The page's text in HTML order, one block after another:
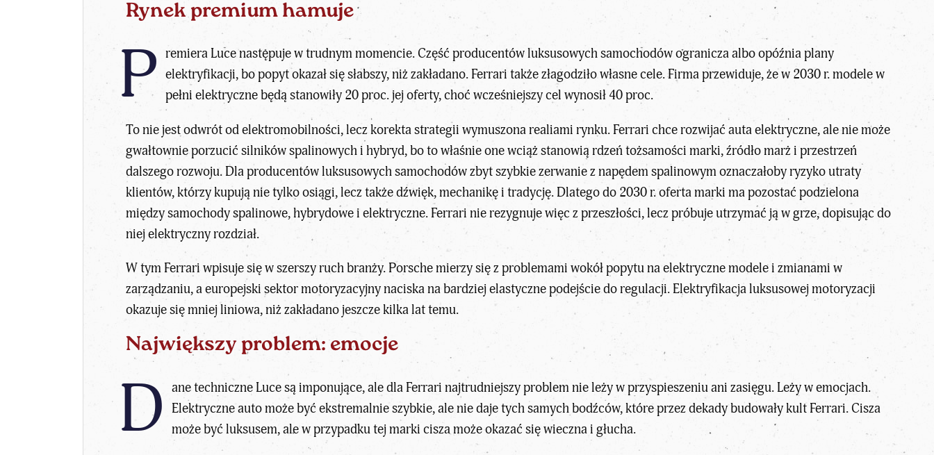
Rynek premium hamuje
P remiera Luce następuje w trudnym momencie. Część producentów luksusowych samochodów ogranicza albo opóźnia plany
elektryfikacji, bo popyt okazał się słabszy, niż zakładano. Ferrari także złagodziło własne cele. Firma przewiduje, że w 2030 r. modele w
pełni elektryczne będą stanowiły 20 proc. jej oferty, choć wcześniejszy cel wynosił 40 proc.
To nie jest odwrót od elektromobilności, lecz korekta strategii wymuszona realiami rynku. Ferrari chce rozwijać auta elektryczne, ale nie może
gwałtownie porzucić silników spalinowych i hybryd, bo to właśnie one wciąż stanowią rdzeń tożsamości marki, źródło marż i przestrzeń
dalszego rozwoju. Dla producentów luksusowych samochodów zbyt szybkie zerwanie z napędem spalinowym oznaczałoby ryzyko utraty
klientów, którzy kupują nie tylko osiągi, lecz także dźwięk, mechanikę i tradycję. Dlatego do 2030 r. oferta marki ma pozostać podzielona
między samochody spalinowe, hybrydowe i elektryczne. Ferrari nie rezygnuje więc z przeszłości, lecz próbuje utrzymać ją w grze, dopisując do
niej elektryczny rozdział.
W tym Ferrari wpisuje się w szerszy ruch branży. Porsche mierzy się z problemami wokół popytu na elektryczne modele i zmianami w
zarządzaniu, a europejski sektor motoryzacyjny naciska na bardziej elastyczne podejście do regulacji. Elektryfikacja luksusowej motoryzacji
okazuje się mniej liniowa, niż zakładano jeszcze kilka lat temu.
Największy problem: emocje
D ane techniczne Luce są imponujące, ale dla Ferrari najtrudniejszy problem nie leży w przyspieszeniu ani zasięgu. Leży w emocjach.
Elektryczne auto może być ekstremalnie szybkie, ale nie daje tych samych bodźców, które przez dekady budowały kult Ferrari. Cisza
może być luksusem, ale w przypadku tej marki cisza może okazać się wieczna i głucha.